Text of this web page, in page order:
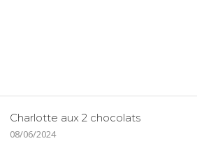
Charlotte aux 2 chocolats
08/06/2024